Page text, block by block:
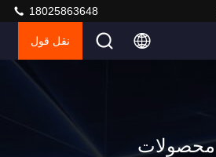
18025863648
نقل قول
محصولات